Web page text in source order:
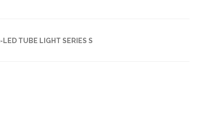
LED TUBE LIGHT SERIES S